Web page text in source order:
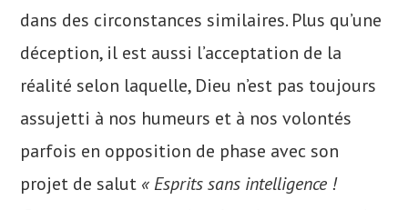
dans des circonstances similaires. Plus qu’une
déception, il est aussi l’acceptation de la
réalité selon laquelle, Dieu n’est pas toujours
assujetti à nos humeurs et à nos volontés
parfois en opposition de phase avec son
projet de salut « Esprits sans intelligence !